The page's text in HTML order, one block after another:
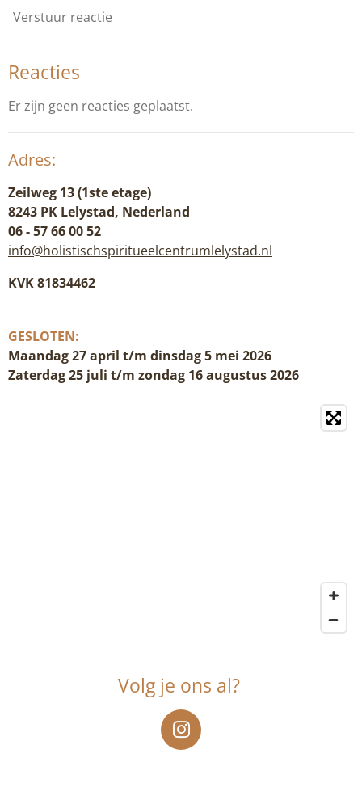
Verstuur reactie
Reacties
Er zijn geen reacties geplaatst.
Adres:
Zeilweg 13 (1ste etage)
8243 PK Lelystad, Nederland
06 - 57 66 00 52
info@holistischspiritueelcentrumlelystad.nl
KVK 81834462
GESLOTEN:
Maandag 27 april t/m dinsdag 5 mei 2026
Zaterdag 25 juli t/m zondag 16 augustus 2026
Volg je ons al?
I
n